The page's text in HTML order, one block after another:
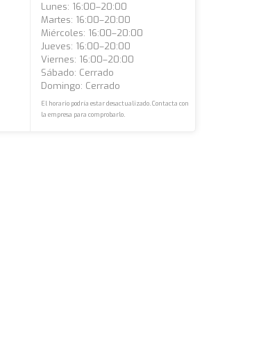
Lunes: 16:00–20:00
Martes: 16:00–20:00
Miércoles: 16:00–20:00
Jueves: 16:00–20:00
Viernes: 16:00–20:00
Sábado: Cerrado
Domingo: Cerrado
El horario podría estar desactualizado. Contacta con
la empresa para comprobarlo.